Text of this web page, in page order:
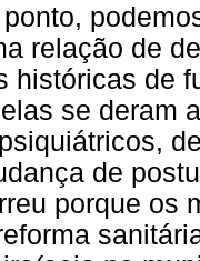
relação de
históricas de
se deram
de
porque os